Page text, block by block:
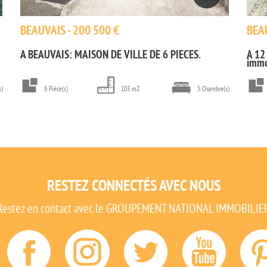
BEAUVAIS - 200 500 €
A BEAUVAIS: MAISON DE VILLE DE 6 PIECES.
6 Pièce(s) 103 m2 5 Chambre(s)
A
RESTEZ CONNECTÉS AVEC NOUS
en contact avec le GROUPEMENT NATIONAL